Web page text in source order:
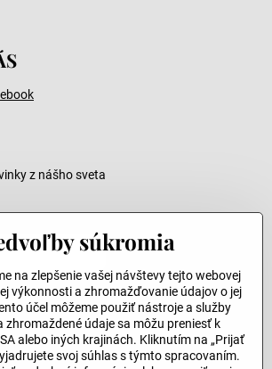
z nášho sveta
súkromia
na zlepšenie vašej návštevy tejto webovej
výkonnosti a zhromažďovanie údajov o jej
účel môžeme použiť nástroje a služby
zhromaždené údaje sa môžu preniesť k
alebo iných krajinách. Kliknutím na „Prijať
svoj súhlas s týmto spracovaním.